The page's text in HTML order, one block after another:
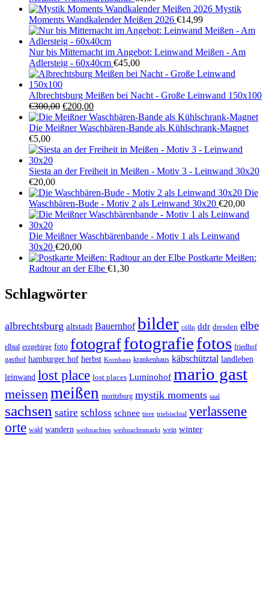
Mystik
Moments Wandkalender Meißen 2026 €14,99
Nur bis Mitternacht im Angebot: Leinwand Meißen - Am
Adlersteig - 60x40cm €45,00
Albrechtsburg Meißen bei Nacht - Große Leinwand 150x100
€300,00 Ursprünglicher
Preis
war:
€200,00Aktueller
Preis
ist:
Die Meißner Waschbären-Bande als Kühlschrank-Magnet
€5,00
Siesta an der Freiheit in Meißen - Motiv 3 - Leinwand 30x20
€20,00
Die
Waschbären-Bude - Motiv 2 als Leinwand 30x20 €20,00
Die Meißner Waschbärenbande - Motiv 1 als Leinwand
30x20 €20,00
Postkarte Meißen:
Radtour an der Elbe €1,30
Schlagwörter
albrechtsburg altstadt Bauernhof bilder cölln ddr dresden elbe
elbtal erzgebirge foto fotograffotografiefotos friedhof
gasthof hamburger hof herbst Kornhaus krankenhaus käbschütztal landleben
leinwand lost place lost places Luminohof mario gast
meissenmeißen moritzburg mystik moments saal
sachsen satire schloss schnee tiere triebischtal verlassene
orte wald wandern weihnachten weihnachtsmarkt wein winter